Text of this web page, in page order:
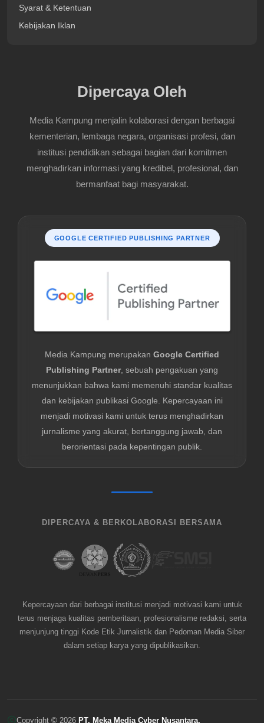
Syarat & Ketentuan
Kebijakan Iklan
Dipercaya Oleh
Media Kampung menjalin kolaborasi dengan berbagai
kementerian, lembaga negara, organisasi profesi, dan
institusi pendidikan sebagai bagian dari komitmen
menghadirkan informasi yang kredibel, profesional, dan
bermanfaat bagi masyarakat.
GOOGLE CERTIFIED PUBLISHING PARTNER
Media Kampung merupakan Google Certified
Publishing Partner, sebuah pengakuan yang
menunjukkan bahwa kami memenuhi standar kualitas
dan kebijakan publikasi Google. Kepercayaan ini
menjadi motivasi kami untuk terus menghadirkan
jurnalisme yang akurat, bertanggung jawab, dan
berorientasi pada kepentingan publik.
DIPERCAYA & BERKOLABORASI BERSAMA
Kepercayaan dari berbagai institusi menjadi motivasi kami untuk
terus menjaga kualitas pemberitaan, profesionalisme redaksi, serta
menjunjung tinggi Kode Etik Jurnalistik dan Pedoman Media Siber
dalam setiap karya yang dipublikasikan.
Copyright © 2026 PT. Meka Media Cyber Nusantara.